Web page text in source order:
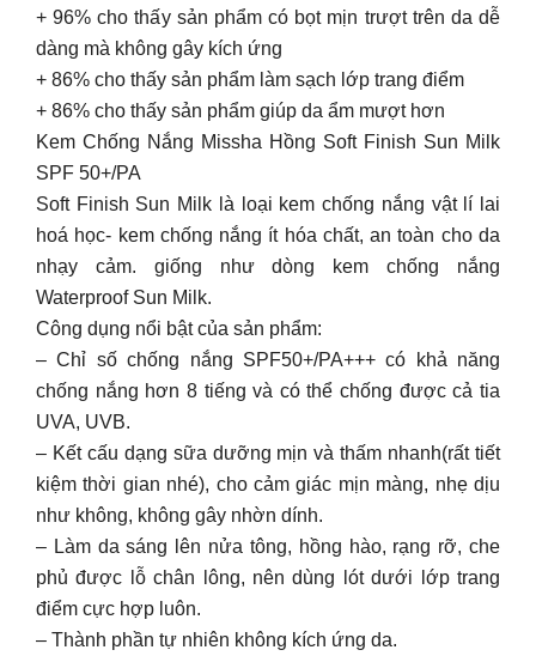
+ 96% cho thấy sản phẩm có bọt mịn trượt trên da dễ
dàng mà không gây kích ứng
+ 86% cho thấy sản phẩm làm sạch lớp trang điểm
+ 86% cho thấy sản phẩm giúp da ẩm mượt hơn
Kem Chống Nắng Missha Hồng Soft Finish Sun Milk
SPF 50+/PA
Soft Finish Sun Milk là loại kem chống nắng vật lí lai
hoá học- kem chống nắng ít hóa chất, an toàn cho da
nhạy cảm. giống như dòng kem chống nắng
Waterproof Sun Milk.
Công dụng nổi bật của sản phẩm:
– Chỉ số chống nắng SPF50+/PA+++ có khả năng
chống nắng hơn 8 tiếng và có thể chống được cả tia
UVA, UVB.
– Kết cấu dạng sữa dưỡng mịn và thấm nhanh(rất tiết
kiệm thời gian nhé), cho cảm giác mịn màng, nhẹ dịu
như không, không gây nhờn dính.
– Làm da sáng lên nửa tông, hồng hào, rạng rỡ, che
phủ được lỗ chân lông, nên dùng lót dưới lớp trang
điểm cực hợp luôn.
– Thành phần tự nhiên không kích ứng da.